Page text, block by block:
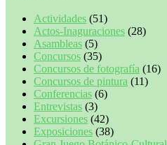
Actividades (51)
Actos-Inaguraciones (28)
Asambleas (5)
Concursos (35)
Concursos de fotografía (16)
Concursos de pintura (11)
Conferencias (6)
Entrevistas (3)
Excursiones (42)
Exposiciones (38)